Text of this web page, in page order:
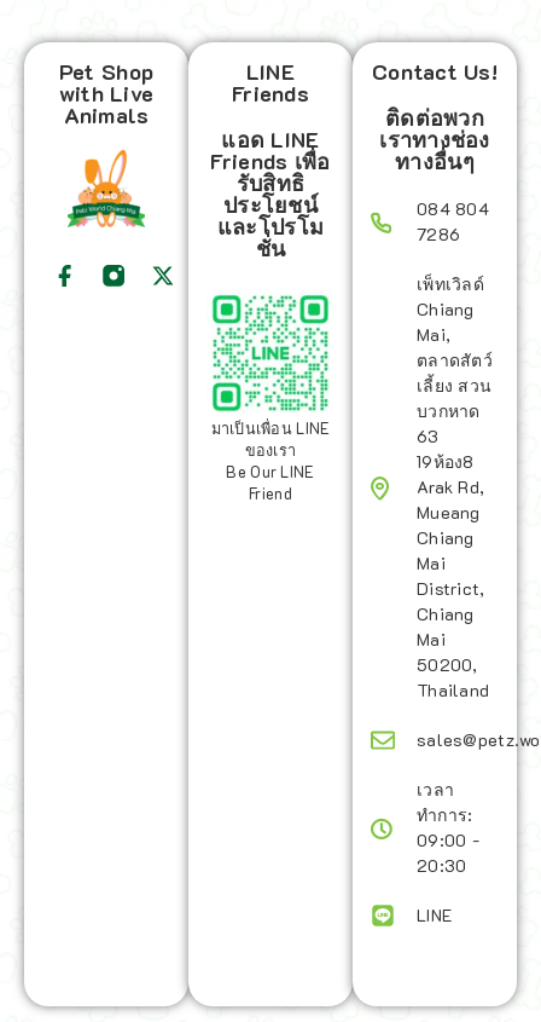
Pet Shop
with Live
Animals
LINE
Friends
แอด LINE
Friends เพื่อ
รับสิทธิ
ประโยชน์
และโปรโม
ชั่น
มาเป็นเพื่อน LINE
ของเรา
Be Our LINE
Friend
Contact Us!
ติดต่อพวก
เราทางช่อง
ทางอื่นๆ
084 804
7286
เพ็ทเวิลด์
Chiang
Mai,
ตลาดสัตว์
เลี้ยง สวน
บวกหาด
63
19ห้อง8
Arak Rd,
Mueang
Chiang
Mai
District,
Chiang
Mai
50200,
Thailand
เวลา
ทำการ:
09:00 -
20:30
LINE